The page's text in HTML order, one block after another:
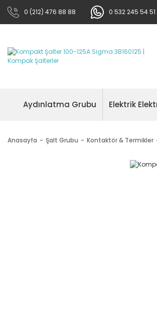
0 (212) 476 88 88 0 532 245 54 51
Aydınlatma Grubu Elektrik
Anasayfa Şalt Grubu Kontaktör & Termikler